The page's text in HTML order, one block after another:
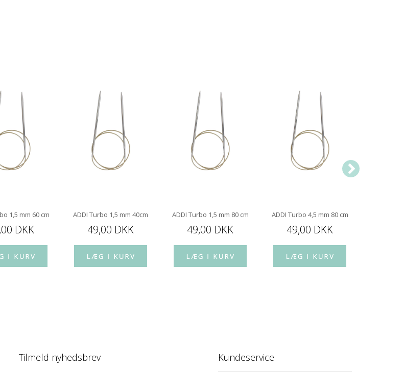
1,5 mm 60 cm
DKK
ADDI Turbo 1,5 mm 40cm
49,00 DKK
ADDI Turbo 1,5 mm 80 cm
49,00 DKK
ADDI Turbo 4,5 mm 80 cm
49,00 DKK
Tilmeld nyhedsbrev Kundeservice